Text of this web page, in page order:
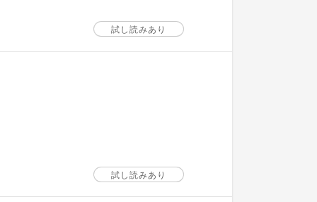
試し読みあり
試し読みあり